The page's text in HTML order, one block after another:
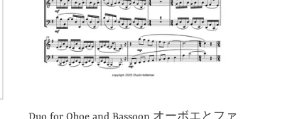
Duo for Oboe and Bassoon オーボエとファ